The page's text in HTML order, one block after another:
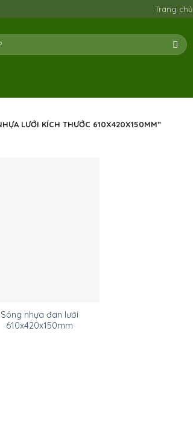
Trang chủ
LƯỚI KÍCH THƯỚC 610X420X150MM”
Sóng nhựa đan lưới
610x420x150mm